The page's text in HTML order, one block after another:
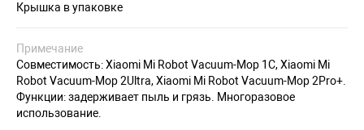
Крышка в упаковке
Примечание
Совместимость: Xiaomi Mi Robot Vacuum-Mop 1С, Xiaomi Mi
Robot Vacuum-Mop 2Ultra, Xiaomi Mi Robot Vacuum-Mop 2Pro+.
Функции: задерживает пыль и грязь. Многоразовое
использование.